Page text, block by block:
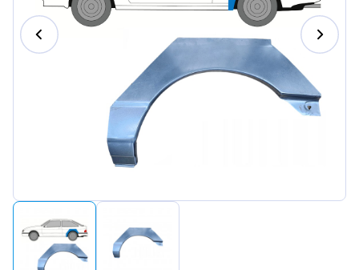
Magyar
Português